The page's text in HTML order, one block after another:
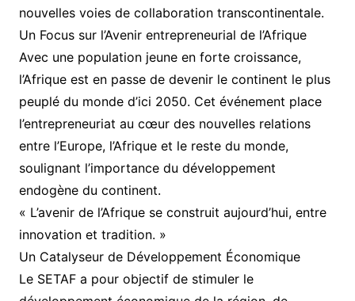
nouvelles voies de collaboration transcontinentale.
Un Focus sur l’Avenir entrepreneurial de l’Afrique
Avec une population jeune en forte croissance,
l’Afrique est en passe de devenir le continent le plus
peuplé du monde d’ici 2050. Cet événement place
l’entrepreneuriat au cœur des nouvelles relations
entre l’Europe, l’Afrique et le reste du monde,
soulignant l’importance du développement
endogène du continent.
« L’avenir de l’Afrique se construit aujourd’hui, entre
innovation et tradition. »
Un Catalyseur de Développement Économique
Le SETAF a pour objectif de stimuler le